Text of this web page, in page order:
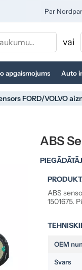
Par
vai
apgaismojums Auto
FORD/VOLVO
ABS
ABS
1501675.
OEM
Svars